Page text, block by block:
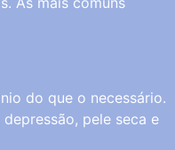
do que o necessário.
pele seca e